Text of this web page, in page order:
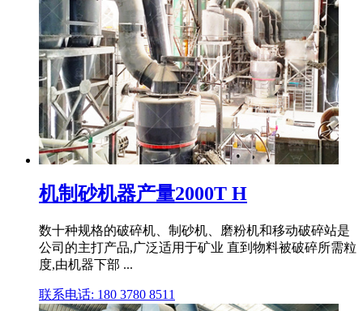
机制砂机器产量2000T H
数十种规格的破碎机、制砂机、磨粉机和移动破碎站是
公司的主打产品,广泛适用于矿业 直到物料被破碎所需粒
度,由机器下部 ...
联系电话: 180 3780 8511